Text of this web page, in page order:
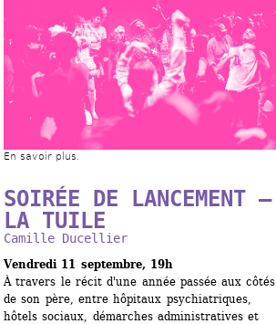
En savoir plus.
SOIRÉE DE LANCEMENT –
LA TUILE
Camille Ducellier
Vendredi 11 septembre, 19h
À travers le récit d'une année passée aux côtés
de son père, entre hôpitaux psychiatriques,
hôtels sociaux, démarches administratives et